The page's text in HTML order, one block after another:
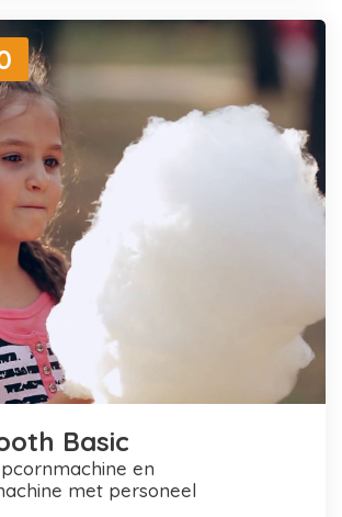
Basic
met personeel